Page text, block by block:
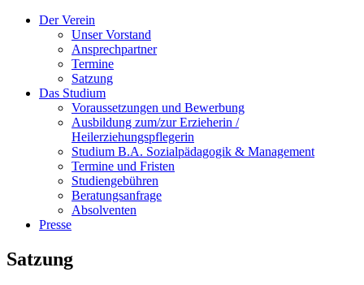
Der Verein
Unser Vorstand
Ansprechpartner
Termine
Satzung
Das Studium
Voraussetzungen und Bewerbung
Ausbildung zum/zur Erzieherin /
Heilerziehungspflegerin
Studium B.A. Sozialpädagogik & Management
Termine und Fristen
Studiengebühren
Beratungsanfrage
Absolventen
Presse
Satzung